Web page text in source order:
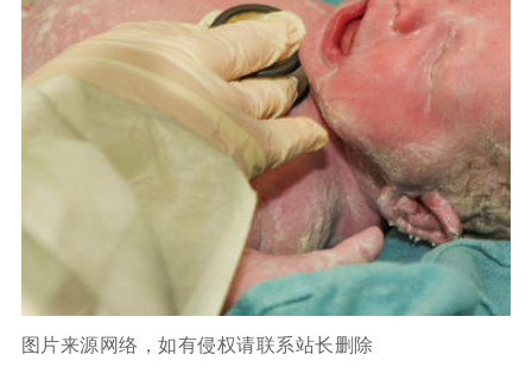
图片来源网络，如有侵权请联系站长删除